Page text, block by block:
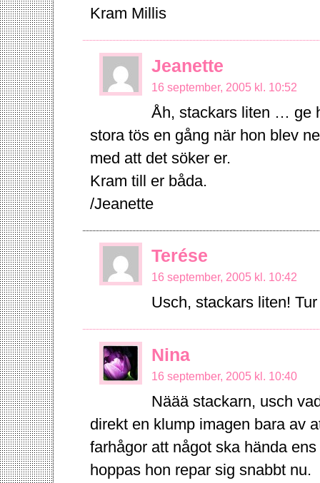
Kram Millis
Jeanette
16 september, 2005 kl. 10:52
Åh, stackars liten … ge
stora tös en gång när hon blev
med att det söker er.
Kram till er båda.
/Jeanette
Terése
16 september, 2005 kl. 10:42
Usch, stackars liten!
Nina
16 september, 2005 kl. 10:40
Näää stackarn, usch
direkt en klump imagen bara av
farhågor att något ska hända
hoppas hon repar sig snabbt nu.